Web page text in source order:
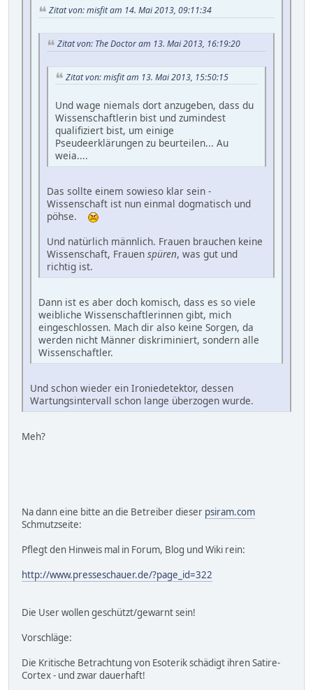
Zitat von: misfit am 14. Mai 2013, 09:11:34
Zitat von: The Doctor am 13. Mai 2013, 16:19:20
Zitat von: misfit am 13. Mai 2013, 15:50:15
Und wage niemals dort anzugeben, dass du
Wissenschaftlerin bist und zumindest
qualifiziert bist, um einige
Pseudeerklärungen zu beurteilen... Au
weia....
Das sollte einem sowieso klar sein -
Wissenschaft ist nun einmal dogmatisch und
pöhse.
Und natürlich männlich. Frauen brauchen keine
Wissenschaft, Frauen spüren, was gut und
richtig ist.
Dann ist es aber doch komisch, dass es so viele
weibliche Wissenschaftlerinnen gibt, mich
eingeschlossen. Mach dir also keine Sorgen, da
werden nicht Männer diskriminiert, sondern alle
Wissenschaftler.
Und schon wieder ein Ironiedetektor, dessen
Wartungsintervall schon lange überzogen wurde.
Meh?
Na dann eine bitte an die Betreiber dieser psiram.com
Schmutzseite:
Pflegt den Hinweis mal in Forum, Blog und Wiki rein:
http://www.presseschauer.de/?page_id=322
Die User wollen geschützt/gewarnt sein!
Vorschläge:
Die Kritische Betrachtung von Esoterik schädigt ihren Satire-
Cortex - und zwar dauerhaft!